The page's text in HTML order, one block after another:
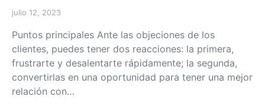
julio 12, 2023
Puntos principales Ante las objeciones de los
clientes, puedes tener dos reacciones: la primera,
frustrarte y desalentarte rápidamente; la segunda,
convertirlas en una oportunidad para tener una mejor
relación con…